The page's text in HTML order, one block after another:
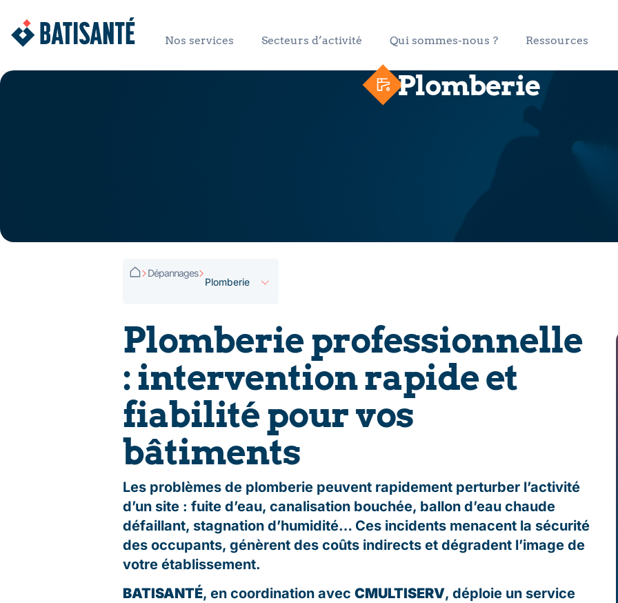
Nos services Secteurs d’activité Qui sommes-nous ? Ressources
Plomberie
Dépannages
Plomberie
Plomberie professionnelle
: intervention rapide et
fiabilité pour vos
bâtiments
Les problèmes de plomberie peuvent rapidement perturber l’activité
d’un site : fuite d’eau, canalisation bouchée, ballon d’eau chaude
défaillant, stagnation d’humidité… Ces incidents menacent la sécurité
des occupants, génèrent des coûts indirects et dégradent l’image de
votre établissement.
BATISANTÉ, en coordination avec CMULTISERV, déploie un service